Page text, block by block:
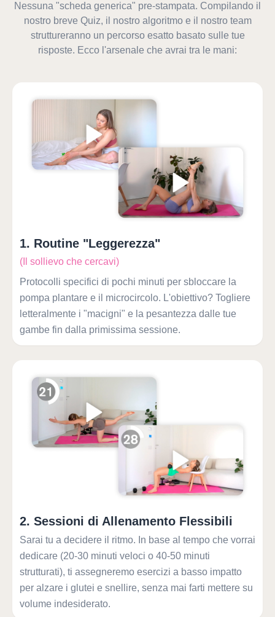
Nessuna "scheda generica" pre-stampata. Compilando il
nostro breve Quiz, il nostro algoritmo e il nostro team
struttureranno un percorso esatto basato sulle tue
risposte. Ecco l'arsenale che avrai tra le mani:
1. Routine "Leggerezza"
(Il sollievo che cercavi)
Protocolli specifici di pochi minuti per sbloccare la
pompa plantare e il microcircolo. L'obiettivo? Togliere
letteralmente i "macigni" e la pesantezza dalle tue
gambe fin dalla primissima sessione.
2. Sessioni di Allenamento Flessibili
Sarai tu a decidere il ritmo. In base al tempo che vorrai
dedicare (20-30 minuti veloci o 40-50 minuti
strutturati), ti assegneremo esercizi a basso impatto
per alzare i glutei e snellire, senza mai farti mettere su
volume indesiderato.